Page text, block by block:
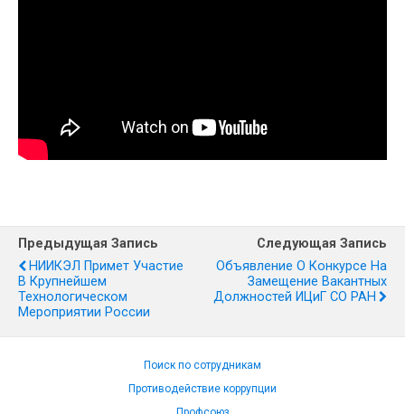
Предыдущая Запись
НИИКЭЛ Примет Участие
В Крупнейшем
Технологическом
Мероприятии России
Следующая Запись
Объявление О Конкурсе На
Замещение Вакантных
Должностей ИЦиГ СО РАН
Поиск по сотрудникам
Противодействие коррупции